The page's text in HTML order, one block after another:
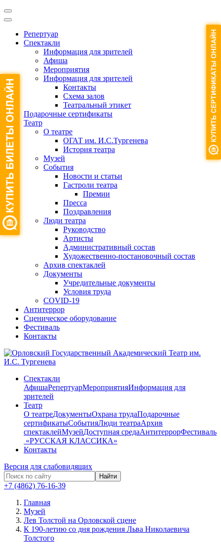
Репертуар
Спектакли
Информация для зрителей
Афиша
Мероприятия
Информация для зрителей
Контакты
Схема залов
Театральный этикет
Подарочные сертификаты
Театр
О театре
ОГАТ им. И.С.Тургенева
История театра
Музей
События
Новости и статьи
Гастроли театра
Премии
Пресса
Поздравления
Люди театра
Руководство
Артисты
Административный состав
Художественно-постановочный состав
Архив спектаклей
Документы
Учредительные документы
Условия труда
COVID-19
Антитеррор
Сценическое оборудование
Фестиваль
Контакты
Спектакли
АфишаРепертуарМероприятияИнформация для
зрителей
Театр
О театреДокументыОхрана трудаПодарочные
сертификатыСобытияЛюди театраАрхив
спектаклейМузейДоступная средаАнтитеррорФестиваль
​ «РУССКАЯ КЛАССИКА»
Контакты
Версия для слабовидящих
Найти
+7 (4862) 76-16-39
Главная
Музей
Лев Толстой на Орловской сцене
К 190-летию со дня рождения Льва Николаевича
Толстого